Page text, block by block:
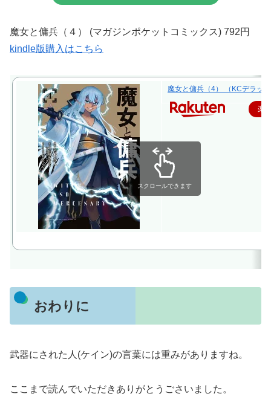
魔女と傭兵（４） (マガジンポケットコミックス) 792円
kindle版購入はこちら
魔女と傭兵（4） （KCデラッ
楽
スクロールできます
おわりに
武器にされた人(ケイン)の言葉には重みがありますね。
ここまで読んでいただきありがとうごさいました。